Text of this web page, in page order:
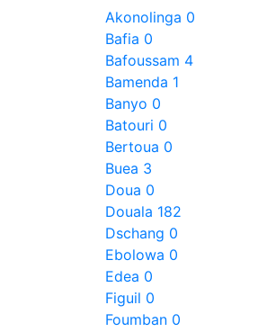
Akonolinga 0
Bafia 0
Bafoussam 4
Bamenda 1
Banyo 0
Batouri 0
Bertoua 0
Buea 3
Doua 0
Douala 182
Dschang 0
Ebolowa 0
Edea 0
Figuil 0
Foumban 0